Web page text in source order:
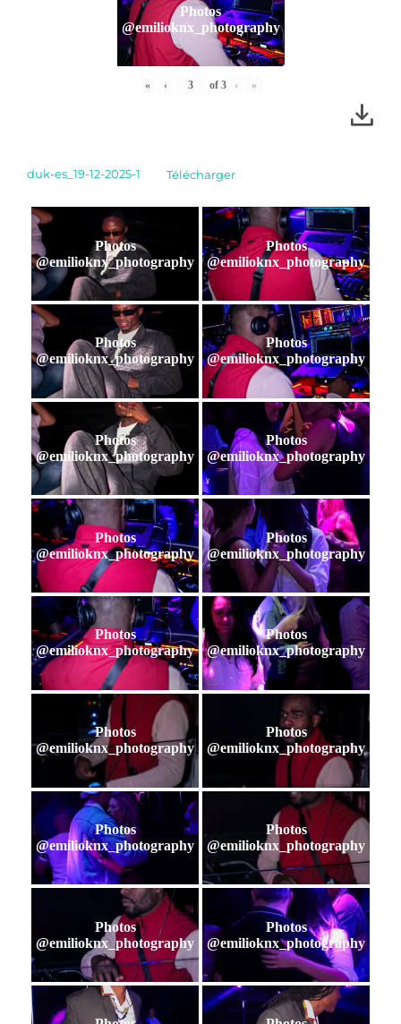
Photos
@emilioknx_photography
« ‹ of 3 › »
duk-es_19-12-2025-1 Télécharger
Photos
@emilioknx_photography
Photos
@emilioknx_photography
Photos
@emilioknx_photography
Photos
@emilioknx_photography
Photos
@emilioknx_photography
Photos
@emilioknx_photography
Photos
@emilioknx_photography
Photos
@emilioknx_photography
Photos
@emilioknx_photography
Photos
@emilioknx_photography
Photos
@emilioknx_photography
Photos
@emilioknx_photography
Photos
@emilioknx_photography
Photos
@emilioknx_photography
Photos
@emilioknx_photography
Photos
@emilioknx_photography